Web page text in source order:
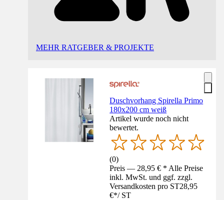
MEHR RATGEBER & PROJEKTE
Duschvorhang Spirella Primo
180x200 cm weiß
Artikel wurde noch nicht
bewertet.
(0)
Preis — 28,95 € * Alle Preise
inkl. MwSt. und ggf. zzgl.
Versandkosten pro ST28,95
€*/ ST